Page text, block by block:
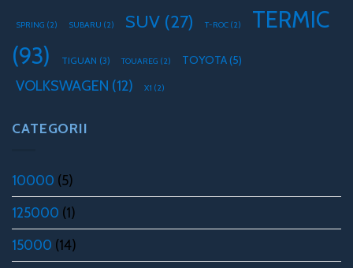
SPRING (2) SUBARU (2) SUV (27) T-ROC (2)
TERMIC
(93)
TIGUAN (3) TOUAREG (2) TOYOTA(5)
VOLKSWAGEN (12) X1 (2)
CATEGORII
10000 (5)
125000 (1)
15000 (14)